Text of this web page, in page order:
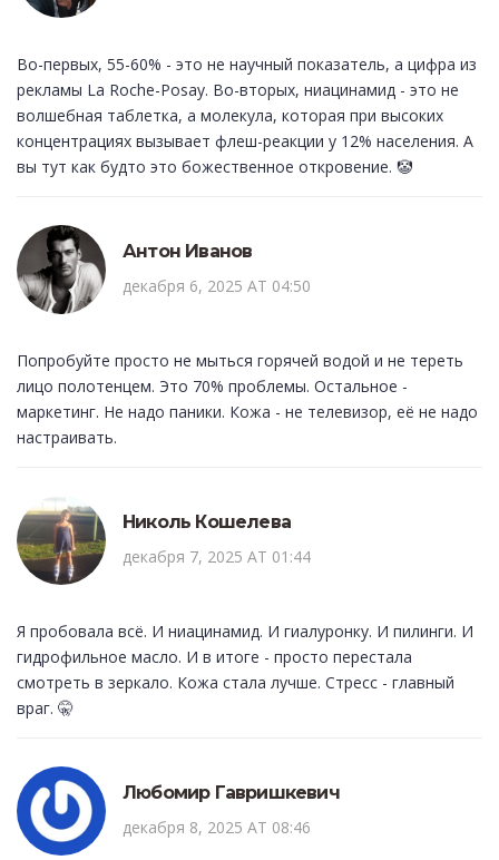
Во-первых, 55-60% - это не научный показатель, а цифра из
рекламы La Roche-Posay. Во-вторых, ниацинамид - это не
волшебная таблетка, а молекула, которая при высоких
концентрациях вызывает флеш-реакции у 12% населения. А
вы тут как будто это божественное откровение. 🤡
Антон Иванов
декабря 6, 2025 AT 04:50
Попробуйте просто не мыться горячей водой и не тереть
лицо полотенцем. Это 70% проблемы. Остальное -
маркетинг. Не надо паники. Кожа - не телевизор, её не надо
настраивать.
Николь Кошелева
декабря 7, 2025 AT 01:44
Я пробовала всё. И ниацинамид. И гиалуронку. И пилинги. И
гидрофильное масло. И в итоге - просто перестала
смотреть в зеркало. Кожа стала лучше. Стресс - главный
враг. 🤫
Любомир Гавришкевич
декабря 8, 2025 AT 08:46